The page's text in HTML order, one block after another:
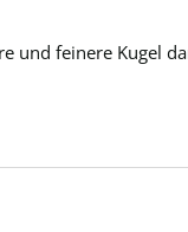
und feinere Kugel